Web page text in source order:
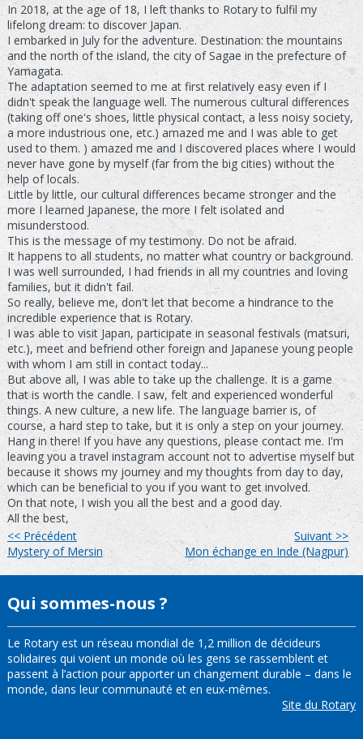
In 2018, at the age of 18, I left thanks to Rotary to fulfil my
lifelong dream: to discover Japan.
I embarked in July for the adventure. Destination: the mountains
and the north of the island, the city of Sagae in the prefecture of
Yamagata.
The adaptation seemed to me at first relatively easy even if I
didn't speak the language well. The numerous cultural differences
(taking off one's shoes, little physical contact, a less noisy society,
a more industrious one, etc.) amazed me and I was able to get
used to them. ) amazed me and I discovered places where I would
never have gone by myself (far from the big cities) without the
help of locals.
Little by little, our cultural differences became stronger and the
more I learned Japanese, the more I felt isolated and
misunderstood.
This is the message of my testimony. Do not be afraid.
It happens to all students, no matter what country or background.
I was well surrounded, I had friends in all my countries and loving
families, but it didn't fail.
So really, believe me, don't let that become a hindrance to the
incredible experience that is Rotary.
I was able to visit Japan, participate in seasonal festivals (matsuri,
etc.), meet and befriend other foreign and Japanese young people
with whom I am still in contact today...
But above all, I was able to take up the challenge. It is a game
that is worth the candle. I saw, felt and experienced wonderful
things. A new culture, a new life. The language barrier is, of
course, a hard step to take, but it is only a step on your journey.
Hang in there! If you have any questions, please contact me. I'm
leaving you a travel instagram account not to advertise myself but
because it shows my journey and my thoughts from day to day,
which can be beneficial to you if you want to get involved.
On that note, I wish you all the best and a good day.
All the best,
<< Précédent
Mystery of Mersin
Suivant >>
Mon échange en Inde (Nagpur)
Qui sommes-nous ?
Le Rotary est un réseau mondial de 1,2 million de décideurs
solidaires qui voient un monde où les gens se rassemblent et
passent à l’action pour apporter un changement durable – dans le
monde, dans leur communauté et en eux-mêmes.
Site du Rotary